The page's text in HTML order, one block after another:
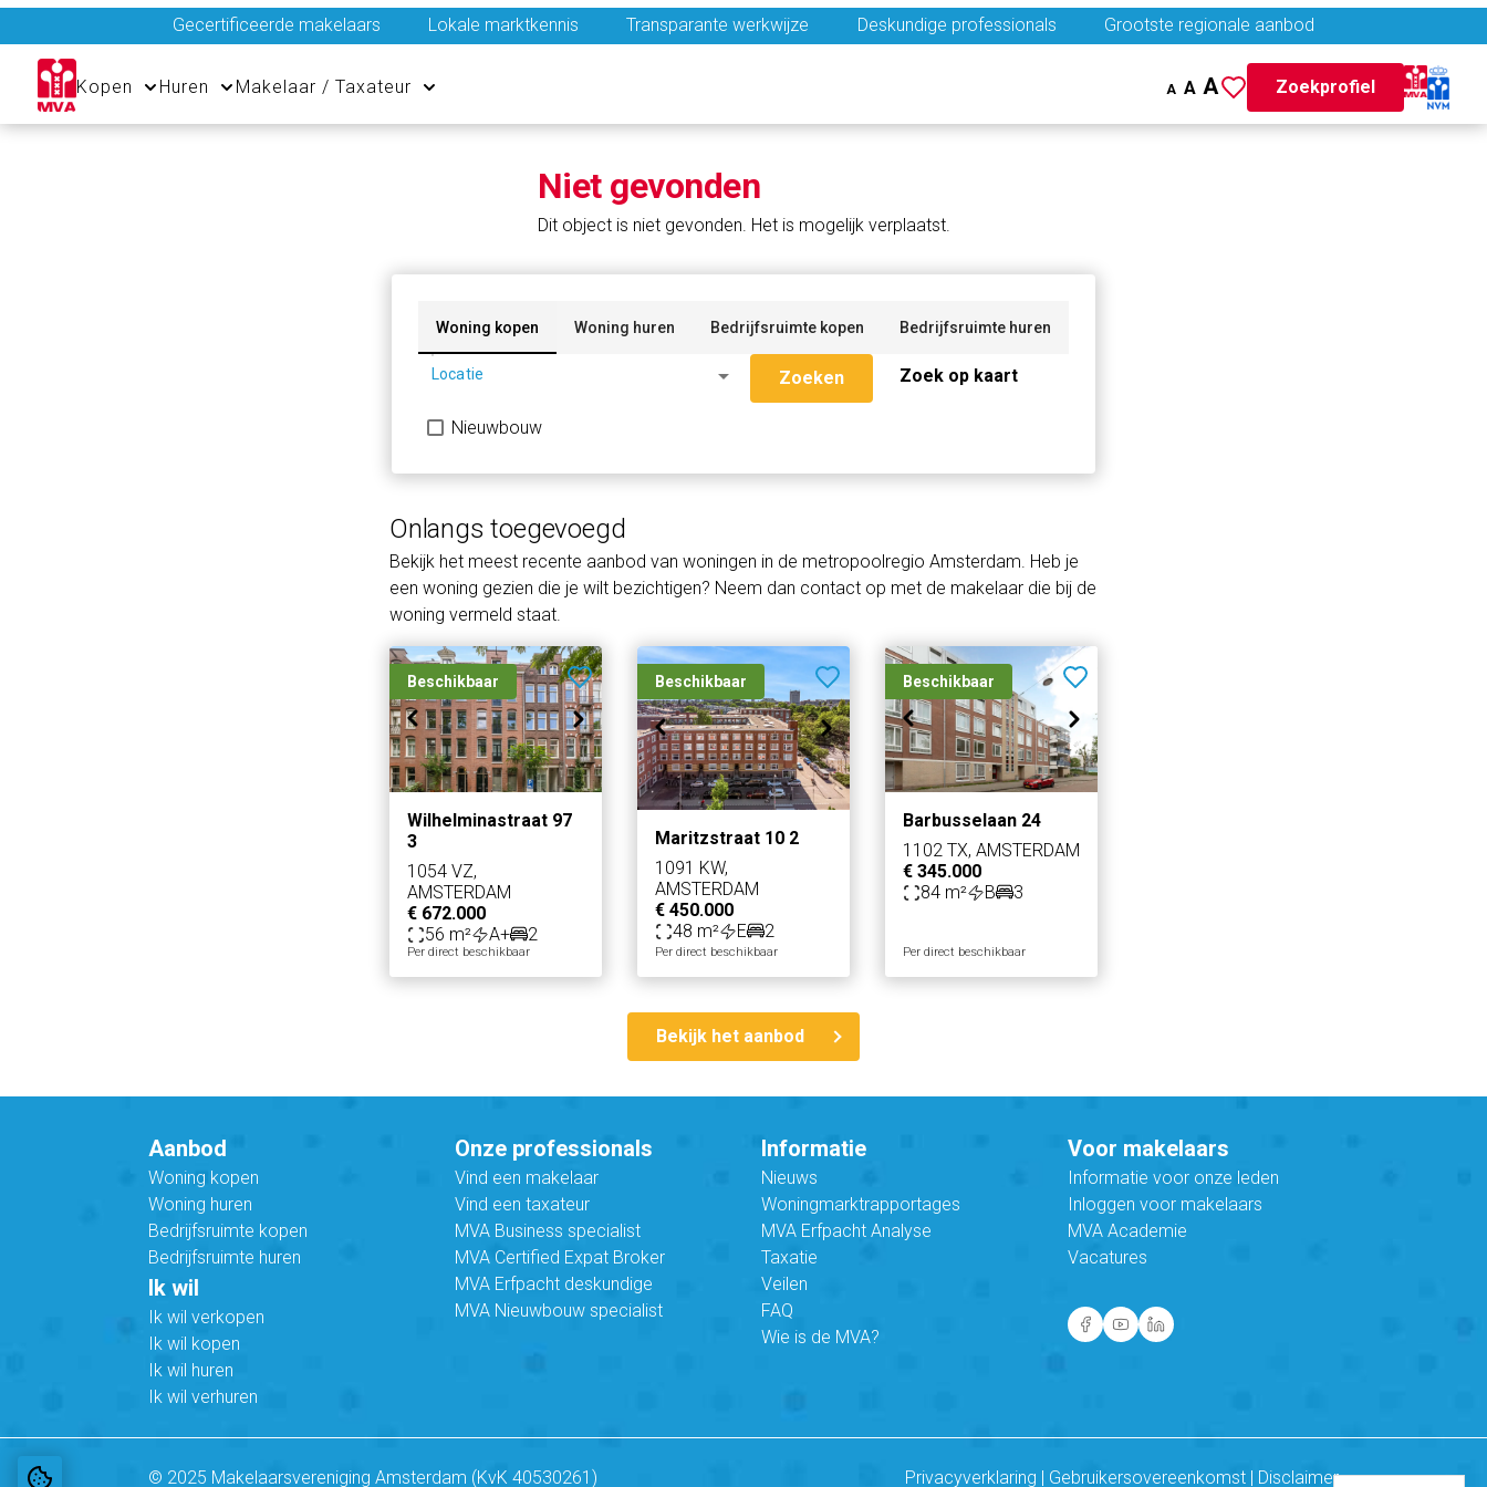
Gecertificeerde makelaars Lokale marktkennis Transparante werkwijze Deskundige professionals Grootste regionale aanbod
Kopen Huren Makelaar / Taxateur A A A Zoekprofiel
Niet gevonden
Dit object is niet gevonden. Het is mogelijk verplaatst.
Woning kopen Woning huren Bedrijfsruimte kopen Bedrijfsruimte huren
Locatie arrow_drop_down
Nieuwbouw
Zoeken Zoek op kaart
Onlangs toegevoegd
Bekijk het meest recente aanbod van woningen in de metropoolregio Amsterdam. Heb je
een woning gezien die je wilt bezichtigen? Neem dan contact op met de makelaar die bij de
woning vermeld staat.
Beschikbaar
Wilhelminastraat 97
3
1054 VZ,
AMSTERDAM
€ 672.000
56 m²
A+ 2
Per direct beschikbaar
Beschikbaar
Maritzstraat 10 2
1091 KW,
AMSTERDAM
€ 450.000
48 m²
E 2
Per direct beschikbaar
Beschikbaar
Barbusselaan 24
1102 TX, AMSTERDAM
€ 345.000
84 m²
B 3
Per direct beschikbaar
Bekijk het aanbod
Aanbod
Woning kopen
Woning huren
Bedrijfsruimte kopen
Bedrijfsruimte huren
Ik wil
Ik wil verkopen
Ik wil kopen
Ik wil huren
Ik wil verhuren
Onze professionals
Vind een makelaar
Vind een taxateur
MVA Business specialist
MVA Certified Expat Broker
MVA Erfpacht deskundige
MVA Nieuwbouw specialist
Informatie
Nieuws
Woningmarktrapportages
MVA Erfpacht Analyse
Taxatie
Veilen
FAQ
Wie is de MVA?
Voor makelaars
Informatie voor onze leden
Inloggen voor makelaars
MVA Academie
Vacatures
© 2025 Makelaarsvereniging Amsterdam (KvK 40530261) Privacyverklaring Gebruikersovereenkomst Disclaimer